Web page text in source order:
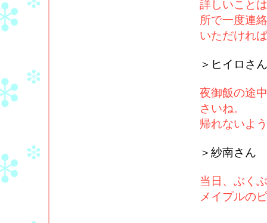
詳しいこと
所で一度連絡
いただけれ
＞ヒイロさん
夜御飯の途
さいね。
帰れないよ
＞紗南さん
当日、ぶく
メイプルの